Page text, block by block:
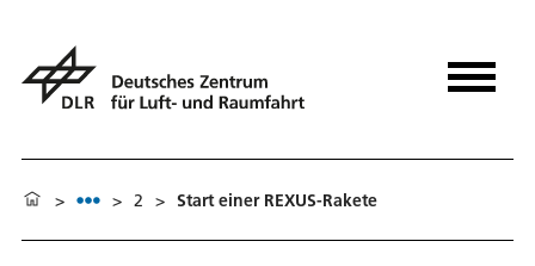
> > 2 > Start einer REXUS-Rakete